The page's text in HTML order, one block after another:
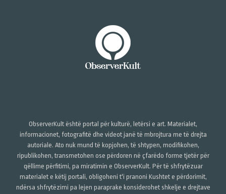
ObserverKult është portal për kulturë, letërsi e art. Materialet,
informacionet, fotografitë dhe videot janë të mbrojtura me të drejta
autoriale. Ato nuk mund të kopjohen, të shtypen, modifikohen,
ripublikohen, transmetohen ose përdoren në çfarëdo forme tjetër për
qëllime përfitimi, pa miratimin e ObserverKult. Për të shfrytëzuar
materialet e këtij portali, obligoheni t'i pranoni Kushtet e përdorimit,
ndërsa shfrytëzimi pa lejen paraprake konsiderohet shkelje e drejtave